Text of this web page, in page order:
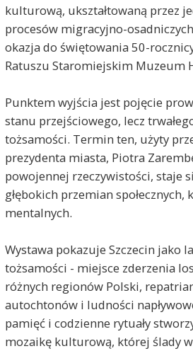
kulturową, ukształtowaną przez
procesów migracyjno-
okazja do świętowania 50-
Ratuszu Staromiejskim Muzeum
Punktem wyjścia jest pojęcie
stanu przejściowego, lecz
tożsamości. Termin ten, użyty
prezydenta miasta, Piotra
powojennej rzeczywistości, staje
głębokich przemian
mentalnych.
Wystawa pokazuje Szczecin jako
tożsamości - miejsce zderzenia
różnych regionów Polski,
autochtonów i ludności
pamięć i codzienne rytuały
mozaikę kulturową, której ślady